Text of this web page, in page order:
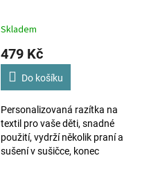
Skladem
479 Kč
Do košíku
Personalizovaná razítka na
textil pro vaše děti, snadné
použití, vydrží několik praní a
sušení v sušičce, konec